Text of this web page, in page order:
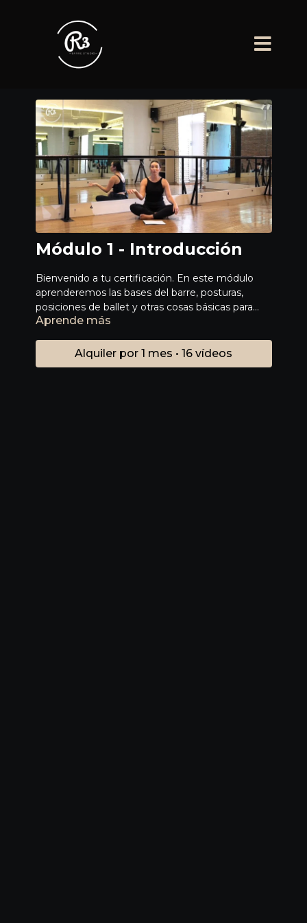
Módulo 1 - Introducción
Bienvenido a tu certificación. En este módulo
aprenderemos las bases del barre, posturas,
posiciones de ballet y otras cosas básicas para
iniciar tu certificación.
Aprende más
Alquiler por 1 mes • 16 vídeos